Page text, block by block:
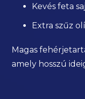
Kevés feta
Extra szűz
Magas
amely hosszú